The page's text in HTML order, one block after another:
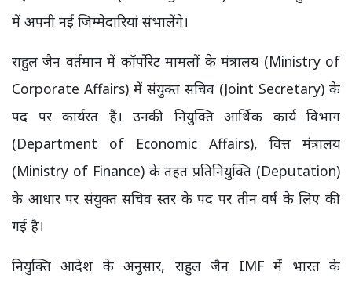
में अपनी नई जिम्मेदारियां संभालेंगे।
राहुल जैन वर्तमान में कॉर्पोरेट मामलों के मंत्रालय (Ministry of
Corporate Affairs) में संयुक्त सचिव (Joint Secretary) के
पद पर कार्यरत हैं। उनकी नियुक्ति आर्थिक कार्य विभाग
(Department of Economic Affairs), वित्त मंत्रालय
(Ministry of Finance) के तहत प्रतिनियुक्ति (Deputation)
के आधार पर संयुक्त सचिव स्तर के पद पर तीन वर्ष के लिए की
गई है।
नियुक्ति आदेश के अनुसार, राहुल जैन IMF में भारत के